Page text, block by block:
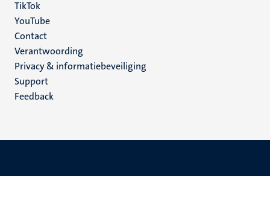
TikTok
YouTube
Menu
footer
(NL)
Contact
Verantwoording
Privacy & informatiebeveiliging
Support
Feedback